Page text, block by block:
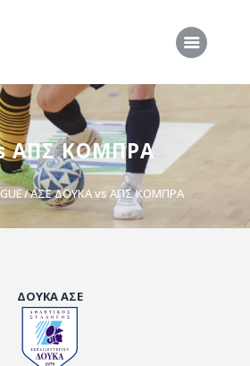
ΑΠΣ ΚΟΜΠΡΑ
ΑΣΕ ΔΟΥΚΑ vs ΑΠΣ ΚΟΜΠΡΑ
ΟΜΑΔΕΣ
ΔΟΥΚΑ ΑΣΕ